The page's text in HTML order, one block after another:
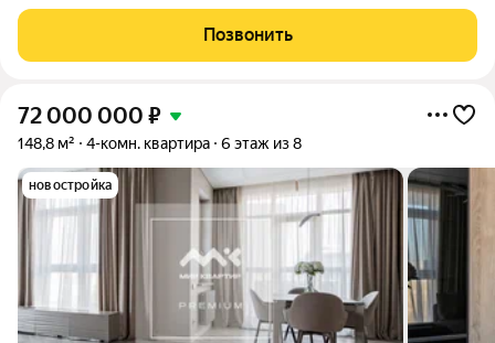
Возничего. В астрономии этот объект символизирует порядок,
точность и уверенность в движении. В
Позвонить
72 000 000 ₽
148,8 м² 4-комн. квартира 6 этаж из 8
новостройка